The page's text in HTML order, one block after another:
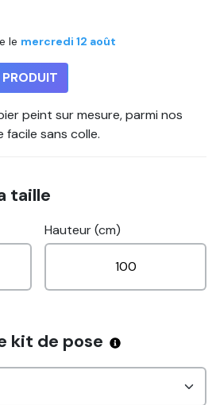
le mercredi 12 août
peint sur mesure, parmi nos
facile sans colle.
taille
Hauteur (cm)
kit de pose